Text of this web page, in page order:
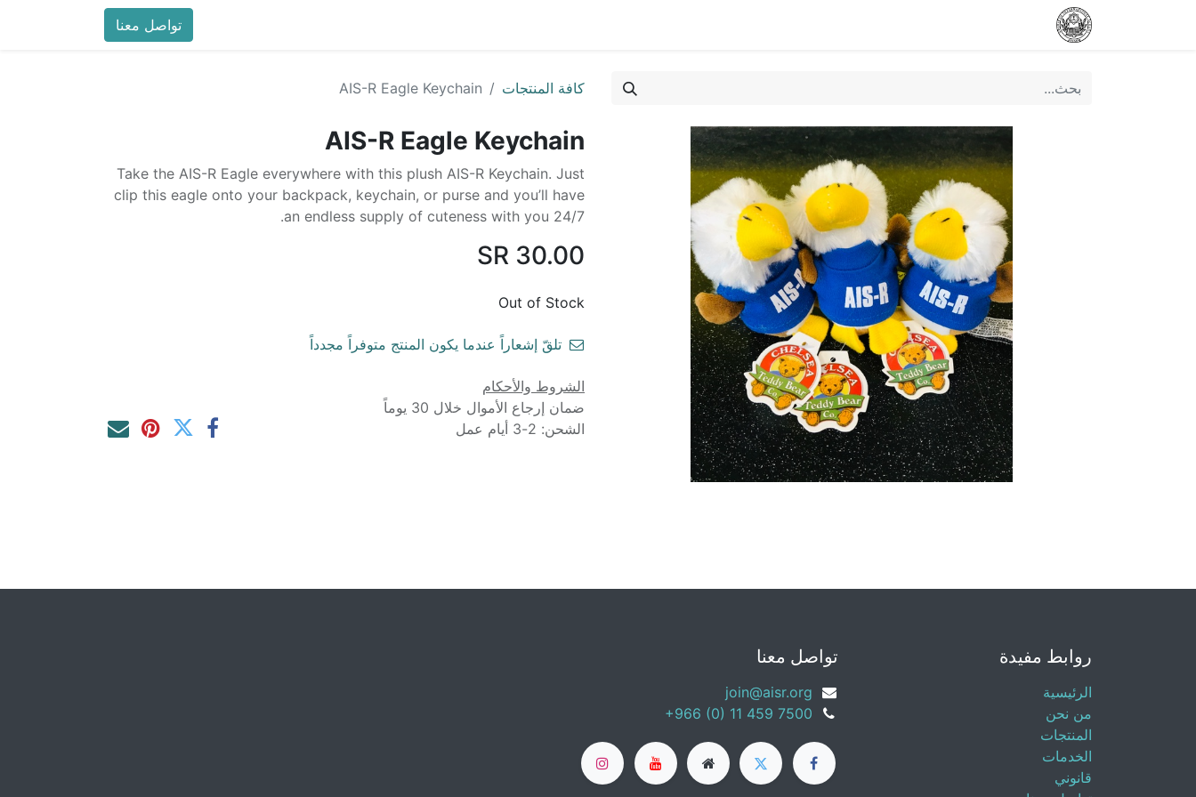
تواصل معنا
كافة المنتجات AIS-R Eagle Keychain
AIS-R Eagle Keychain
Take the AIS-R Eagle everywhere with this plush AIS-R Keychain. Just
clip this eagle onto your backpack, keychain, or purse and you’ll have
an endless supply of cuteness with you 24/7.
30.00
Out of Stock
تلقّ إشعاراً عندما يكون المنتج متوفراً مجدداً
الشروط والأحكام
ضمان إرجاع الأموال خلال 30 يوماً
الشحن: 2-3 أيام عمل
روابط مفيدة
الرئيسية
من نحن
المنتجات
الخدمات
قانوني
تواصل معنا
join@aisr.org
+966 (0) 11 459 7500